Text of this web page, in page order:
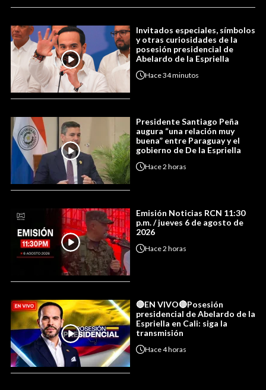
Invitados especiales, símbolos
y otras curiosidades de la
posesión presidencial de
Abelardo de la Espriella
Hace34 minutos
Presidente Santiago Peña
augura “una relación muy
buena” entre Paraguay y el
gobierno de De la Espriella
Hace2 horas
Emisión Noticias RCN 11:30
p.m. / jueves 6 de agosto de
2026
Hace2 horas
🔴EN VIVO🔴Posesión
presidencial de Abelardo de la
Espriella en Cali: siga la
transmisión
Hace4 horas